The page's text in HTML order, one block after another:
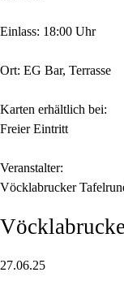
Einlass: 18:00 Uhr
Ort: EG Bar, Terrasse
Karten erhältlich bei:
Freier Eintritt
Veranstalter:
Vöcklabrucker
27.06.25